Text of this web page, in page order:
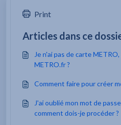
Print
Articles dans ce
Je n'ai pas de carte
METRO.fr ?
Comment faire pour créer
J'ai oublié mon mot de
comment dois-je procéder ?